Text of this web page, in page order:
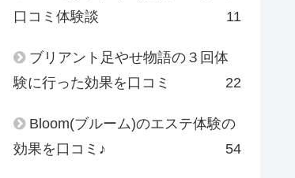
口コミ体験談
11
ブリアント足やせ物語の３回体
験に行った効果を口コミ
22
Bloom(ブルーム)のエステ体験の
効果を口コミ♪
54